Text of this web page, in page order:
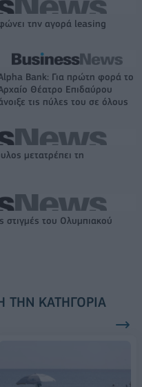
την αγορά leasing
Bank: Για πρώτη φορά το
Θέατρο Επιδαύρου
τις πύλες του σε όλους
μετατρέπει τη
στιγμές του Ολυμπιακού
ΤΗΝ ΚΑΤΗΓΟΡΊΑ